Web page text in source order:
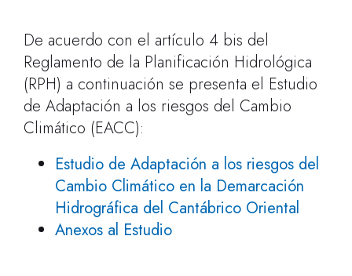
De acuerdo con el artículo 4 bis del
Reglamento de la Planificación Hidrológica
(RPH) a continuación se presenta el Estudio
de Adaptación a los riesgos del Cambio
Climático (EACC):
Estudio de Adaptación a los riesgos del
Cambio Climático en la Demarcación
Hidrográfica del Cantábrico Oriental
Anexos al Estudio